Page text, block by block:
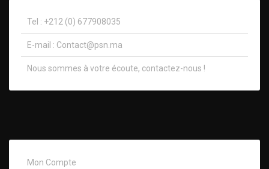
Tel : +212 (0) 677908035
E-mail : Contact@psn.ma
Nous sommes à votre écoute, contactez-nous !​
Mon Compte